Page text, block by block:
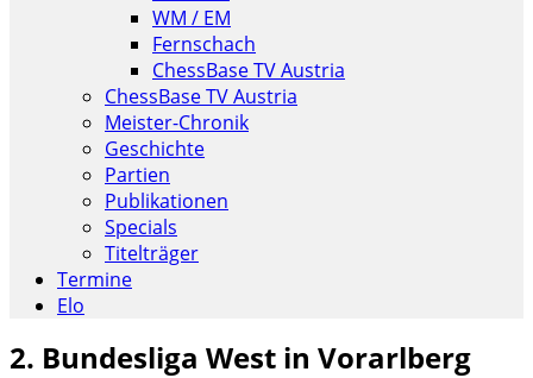
WM / EM
Fernschach
ChessBase TV Austria
ChessBase TV Austria
Meister-Chronik
Geschichte
Partien
Publikationen
Specials
Titelträger
Termine
Elo
2. Bundesliga West in Vorarlberg